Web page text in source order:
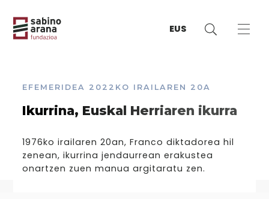
EUS
EFEMERIDEA 2022KO IRAILAREN 20A
Ikurrina, Euskal Herriaren ikurra
1976ko irailaren 20an, Franco diktadorea hil
zenean, ikurrina jendaurrean erakustea
onartzen zuen manua argitaratu zen.